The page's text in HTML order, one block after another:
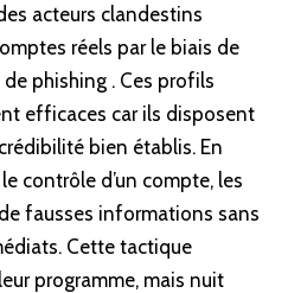
acteurs clandestins
réels par le biais de
phishing . Ces profils
efficaces car ils disposent
bien établis. En
contrôle d’un compte, les
fausses informations sans
Cette tactique
programme, mais nuit